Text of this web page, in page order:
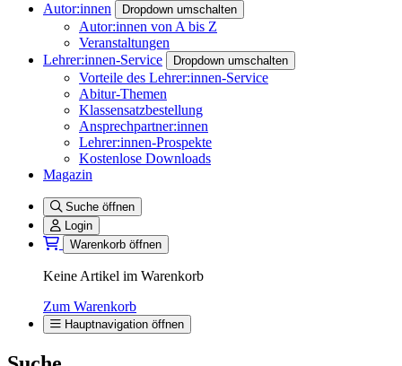
Autor:innen
Dropdown umschalten
Autor:innen von A bis Z
Veranstaltungen
Lehrer:innen-Service
Dropdown umschalten
Vorteile des Lehrer:innen-Service
Abitur-Themen
Klassensatzbestellung
Ansprechpartner:innen
Lehrer:innen-Prospekte
Kostenlose Downloads
Magazin
Suche öffnen
Login
Warenkorb öffnen
Keine Artikel im Warenkorb
Zum Warenkorb
Hauptnavigation öffnen